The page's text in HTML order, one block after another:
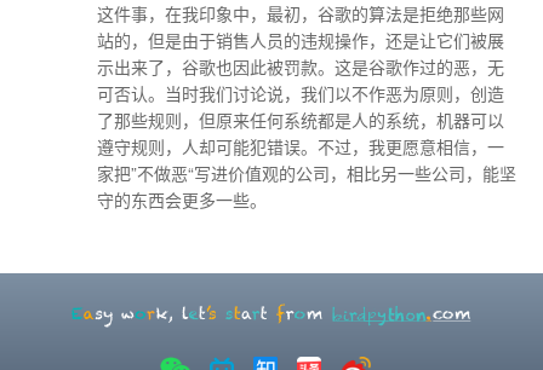
这件事，在我印象中，最初，谷歌的算法是拒绝那些网
站的，但是由于销售人员的违规操作，还是让它们被展
示出来了，谷歌也因此被罚款。这是谷歌作过的恶，无
可否认。当时我们讨论说，我们以不作恶为原则，创造
了那些规则，但原来任何系统都是人的系统，机器可以
遵守规则，人却可能犯错误。不过，我更愿意相信，一
家把”不做恶“写进价值观的公司，相比另一些公司，能坚
守的东西会更多一些。